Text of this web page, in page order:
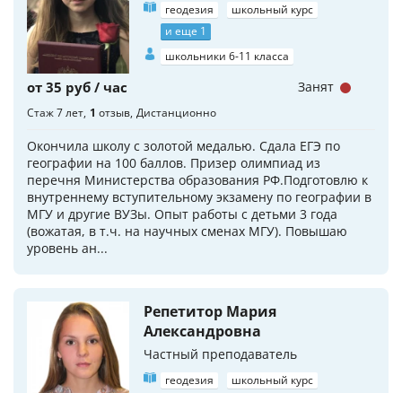
геодезия
школьный курс
и еще 1
школьники 6-11 класса
от 35 руб / час
Стаж 7 лет 1 отзыв Дистанционно
Окончила школу с золотой медалью. Сдала ЕГЭ по
географии на 100 баллов. Призер олимпиад из
перечня Министерства образования РФ.Подготовлю к
внутреннему вступительному экзамену по географии в
МГУ и другие ВУЗы. Опыт работы с детьми 3 года
(вожатая, в т.ч. на научных сменах МГУ). Повышаю
уровень ан...
Занят
Репетитор Мария
Александровна
Частный преподаватель
геодезия
школьный курс